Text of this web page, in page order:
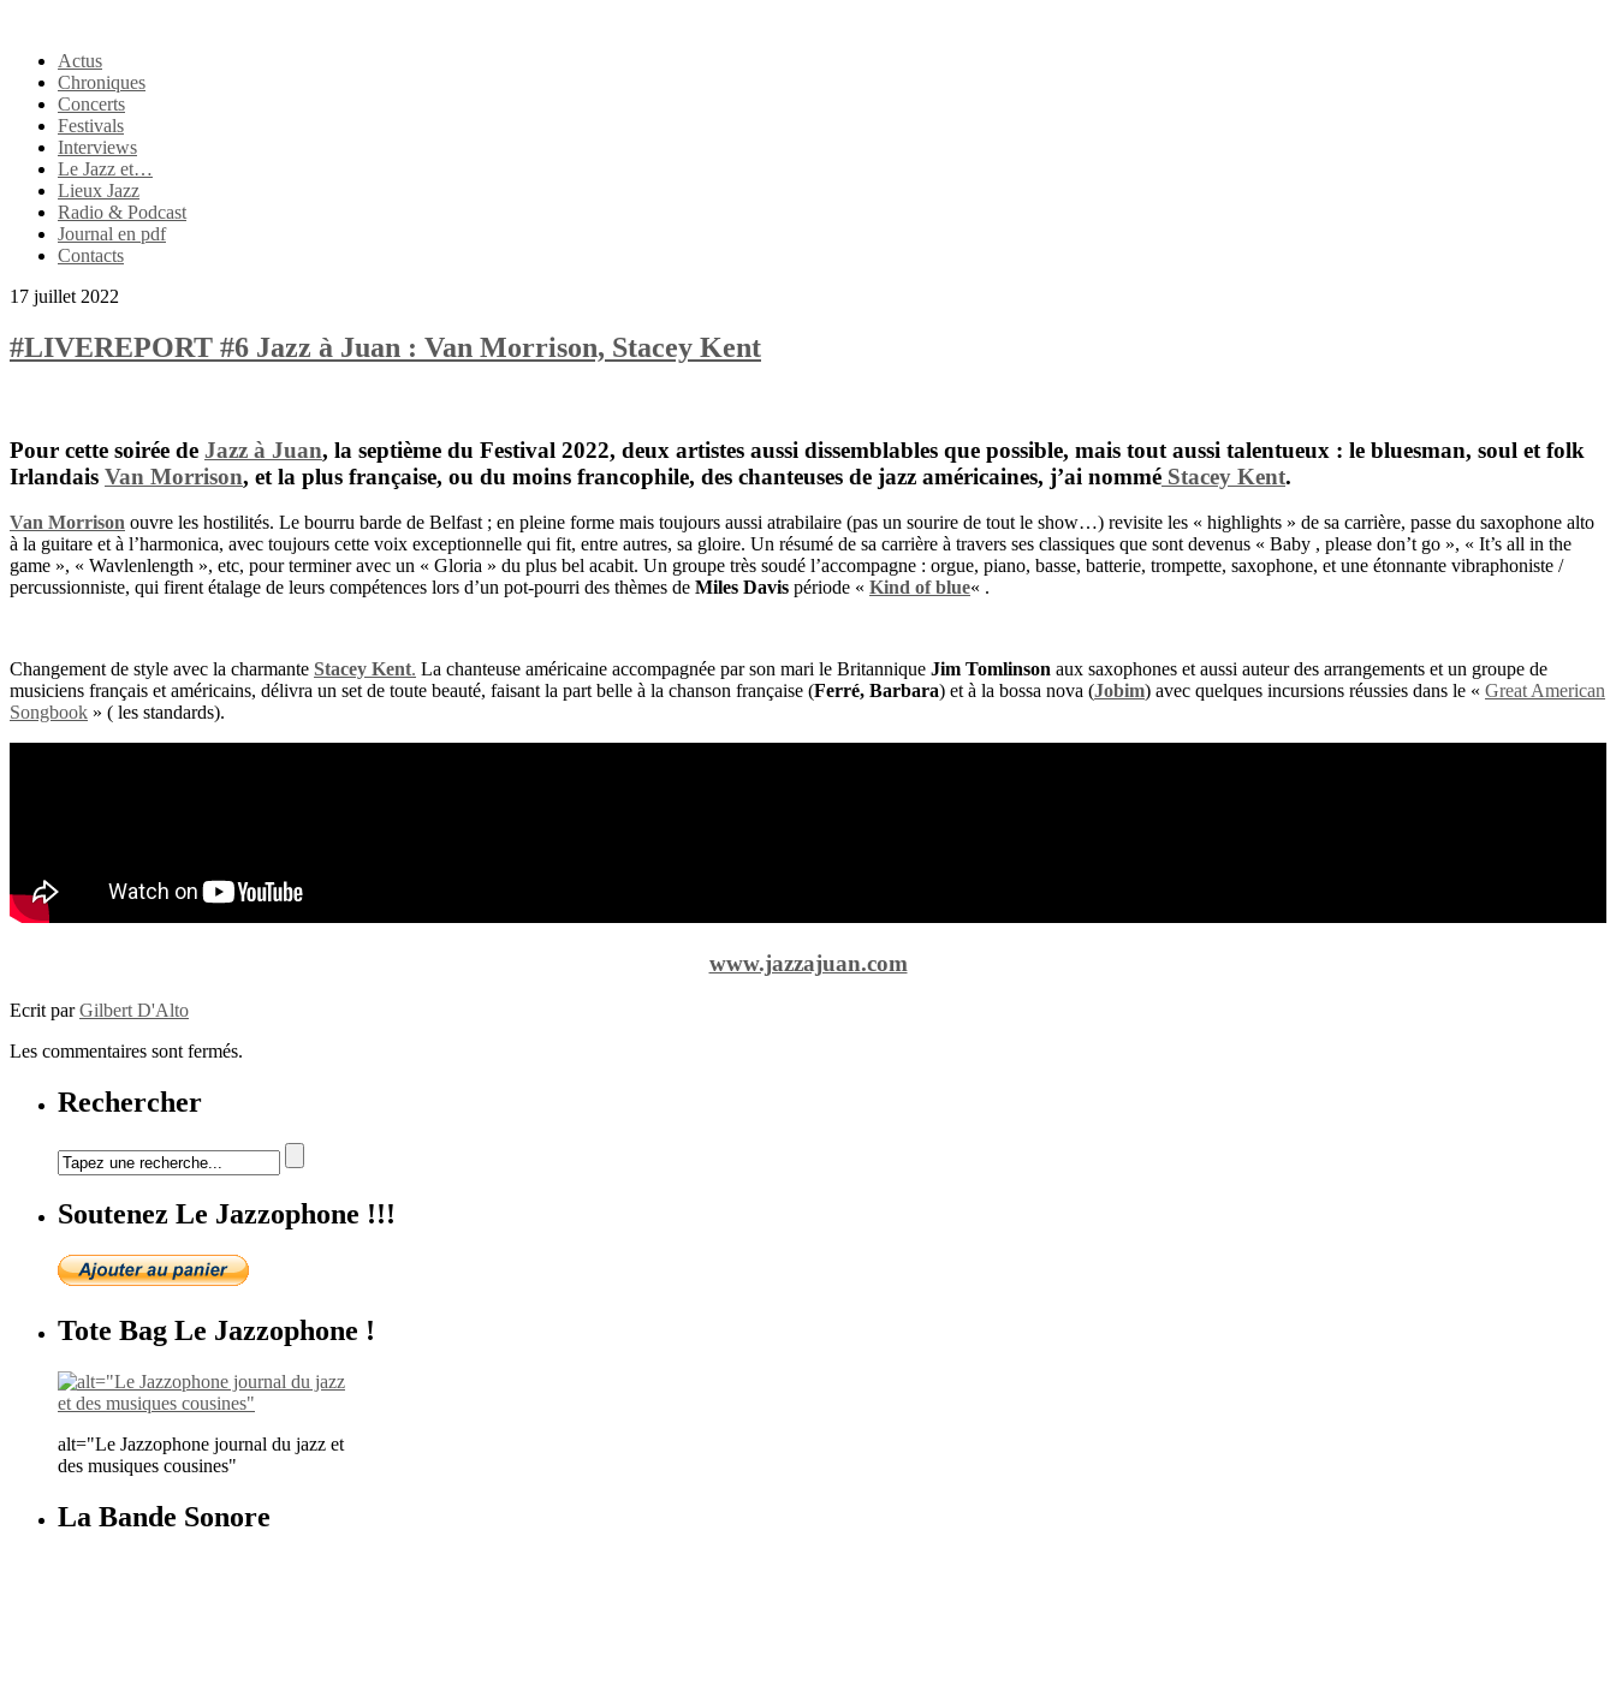
Actus
Chroniques
Concerts
Festivals
Interviews
Le Jazz et…
Lieux Jazz
Radio & Podcast
Journal en pdf
Contacts
17 juillet 2022
#LIVEREPORT #6 Jazz à Juan : Van Morrison, Stacey Kent
Pour cette soirée de Jazz à Juan, la septième du Festival 2022, deux artistes aussi dissemblables que possible, mais tout aussi talentueux : le bluesman, soul et folk
Irlandais Van Morrison, et la plus française, ou du moins francophile, des chanteuses de jazz américaines, j’ai nommé Stacey Kent.
Van Morrison ouvre les hostilités. Le bourru barde de Belfast ; en pleine forme mais toujours aussi atrabilaire (pas un sourire de tout le show…) revisite les « highlights » de sa carrière, passe du saxophone alto
à la guitare et à l’harmonica, avec toujours cette voix exceptionnelle qui fit, entre autres, sa gloire. Un résumé de sa carrière à travers ses classiques que sont devenus « Baby , please don’t go », « It’s all in the
game », « Wavlenlength », etc, pour terminer avec un « Gloria » du plus bel acabit. Un groupe très soudé l’accompagne : orgue, piano, basse, batterie, trompette, saxophone, et une étonnante vibraphoniste /
percussionniste, qui firent étalage de leurs compétences lors d’un pot-pourri des thèmes de Miles Davis période « Kind of blue« .
Changement de style avec la charmante Stacey Kent. La chanteuse américaine accompagnée par son mari le Britannique Jim Tomlinson aux saxophones et aussi auteur des arrangements et un groupe de
musiciens français et américains, délivra un set de toute beauté, faisant la part belle à la chanson française (Ferré, Barbara) et à la bossa nova (Jobim) avec quelques incursions réussies dans le « Great American
Songbook » ( les standards).
www.jazzajuan.com
Ecrit parGilbert D'Alto
Les commentaires sont fermés.
Rechercher
Soutenez Le Jazzophone !!!
Tote Bag Le Jazzophone !
alt="Le Jazzophone journal du jazz et
des musiques cousines"
La Bande Sonore